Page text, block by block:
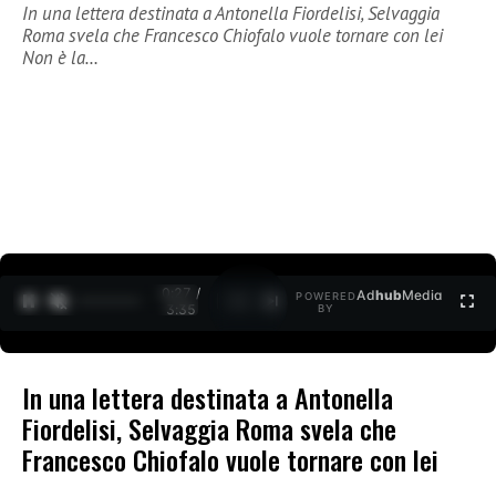
In una lettera destinata a Antonella Fiordelisi, Selvaggia
Roma svela che Francesco Chiofalo vuole tornare con lei
Non è la…
0:27 /
3:35
POWERED
BY
AdhubMedia
In una lettera destinata a Antonella
Fiordelisi, Selvaggia Roma svela che
Francesco Chiofalo vuole tornare con lei